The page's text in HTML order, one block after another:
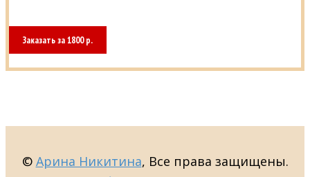
Заказать за 1800 р.
© Арина Никитина, Все права защищены.